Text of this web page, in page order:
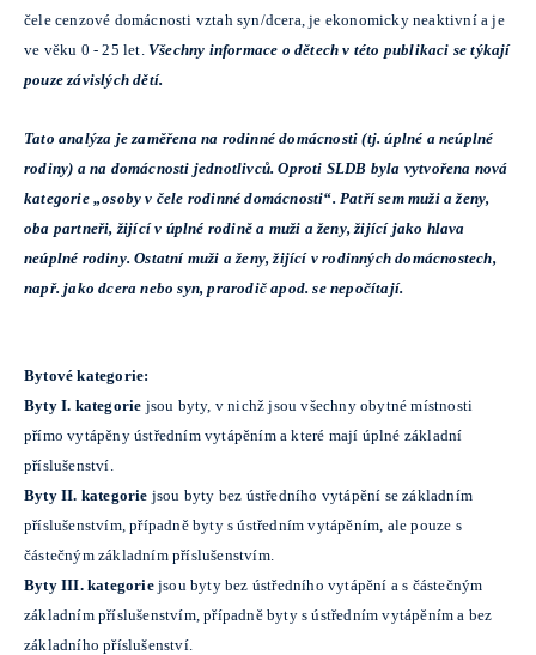
čele cenzové domácnosti vztah syn/dcera, je ekonomicky neaktivní a je
ve věku 0 - 25 let. Všechny informace o dětech v této publikaci se týkají
pouze závislých dětí.
Tato analýza je zaměřena na rodinné domácnosti (tj. úplné a neúplné
rodiny) a na domácnosti jednotlivců. Oproti SLDB byla vytvořena nová
kategorie „osoby v čele rodinné domácnosti“. Patří sem muži a ženy,
oba partneři, žijící v úplné rodině a muži a ženy, žijící jako hlava
neúplné rodiny. Ostatní muži a ženy, žijící v rodinných domácnostech,
např. jako dcera nebo syn, prarodič apod. se nepočítají.
Bytové kategorie:
Byty I. kategorie jsou byty, v nichž jsou všechny obytné místnosti
přímo vytápěny ústředním vytápěním a které mají úplné základní
příslušenství.
Byty II. kategorie jsou byty bez ústředního vytápění se základním
příslušenstvím, případně byty s ústředním vytápěním, ale pouze s
částečným základním příslušenstvím.
Byty III. kategoriejsou byty bez ústředního vytápění a s částečným
základním příslušenstvím, případně byty s ústředním vytápěním a bez
základního příslušenství.